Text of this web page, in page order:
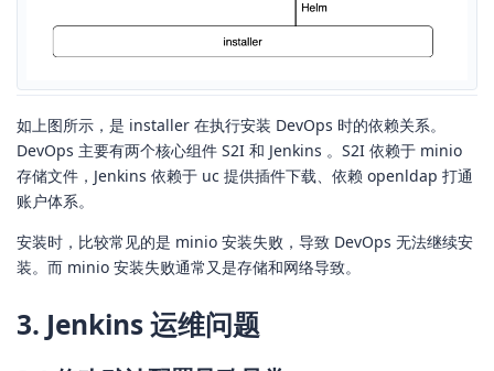
如上图所示，是 installer 在执行安装 DevOps 时的依赖关系。
DevOps 主要有两个核心组件 S2I 和 Jenkins 。S2I 依赖于 minio
存储文件，Jenkins 依赖于 uc 提供插件下载、依赖 openldap 打通
账户体系。
安装时，比较常见的是 minio 安装失败，导致 DevOps 无法继续安
装。而 minio 安装失败通常又是存储和网络导致。
3. Jenkins 运维问题